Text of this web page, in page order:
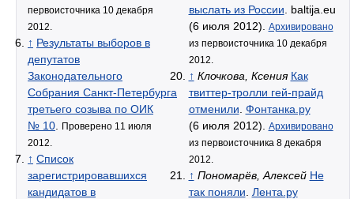
первоисточника 10 декабря
2012.
↑ Результаты выборов в
депутатов
Законодательного
Собрания Санкт-Петербурга
третьего созыва по ОИК
№ 10
Проверено 11 июля
2012.
↑ Список
зарегистрировавшихся
кандидатов в
выслать из России
(6 июля 2012).
Архивировано
из первоисточника 10 декабря
2012.
↑ Клочкова, Ксения Как
твиттер-тролли гей-прайд
отменили Фонтанка.ру
(6 июля 2012).
Архивировано
из первоисточника 8 декабря
2012.
↑ Пономарёв, Алексей Не
так поняли Лента.ру